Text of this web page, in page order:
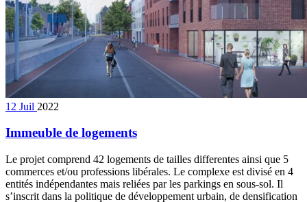
12 Juil 2022
Immeuble de logements
Le projet comprend 42 logements de tailles differentes ainsi que 5
commerces et/ou professions libérales. Le complexe est divisé en 4
entités indépendantes mais reliées par les parkings en sous-sol. Il
s’inscrit dans la politique de développement urbain, de densification